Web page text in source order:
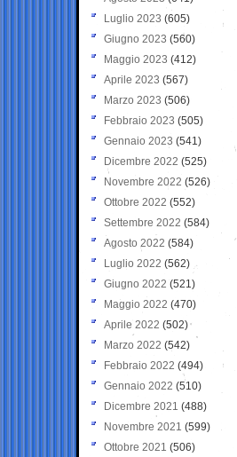
Luglio 2023 (605)
Giugno 2023 (560)
Maggio 2023 (412)
Aprile 2023 (567)
Marzo 2023 (506)
Febbraio 2023 (505)
Gennaio 2023 (541)
Dicembre 2022 (525)
Novembre 2022 (526)
Ottobre 2022 (552)
Settembre 2022 (584)
Agosto 2022 (584)
Luglio 2022 (562)
Giugno 2022 (521)
Maggio 2022 (470)
Aprile 2022 (502)
Marzo 2022 (542)
Febbraio 2022 (494)
Gennaio 2022 (510)
Dicembre 2021 (488)
Novembre 2021 (599)
Ottobre 2021 (506)